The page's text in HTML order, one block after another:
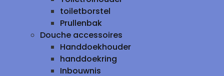
toiletborstel
Prullenbak
Douche accessoires
Handdoekhouder
handdoekring
Inbouwnis